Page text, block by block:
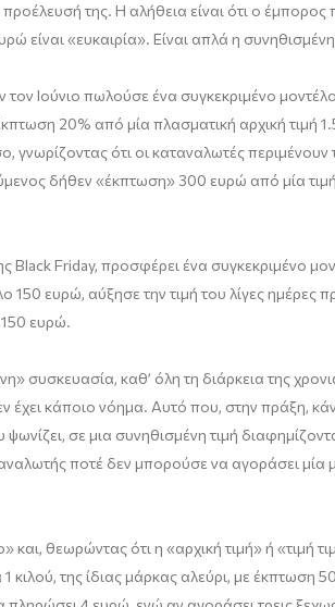
της. Η αλήθεια είναι ότι ο
είναι «ευκαιρία». Είναι απλά η
Ιούνιο πωλούσε ένα συγκεκριμένο
έκπτωση 20% από μία πλασματική αρχική
ότι οι καταναλωτές περιμένουν
δήθεν «έκπτωση» 300 ευρώ από μία τιμή
Black Friday, προσφέρει ένα συγκεκριμένο
150 ευρώ, αύξησε την τιμή του λίγες
ευρώ.
συσκευασία, καθ’ όλη τη διάρκεια της
κάποιο νόημα. Αυτό που, στην πράξη,
σε μια συνηθισμένη τιμή
ποτέ δεν μπορούσε να αγοράσει μία
θεωρώντας ότι η «αρχική τιμή» ή «τιμή
της ίδιας μάρκας αλεύρι, με έκπτωση